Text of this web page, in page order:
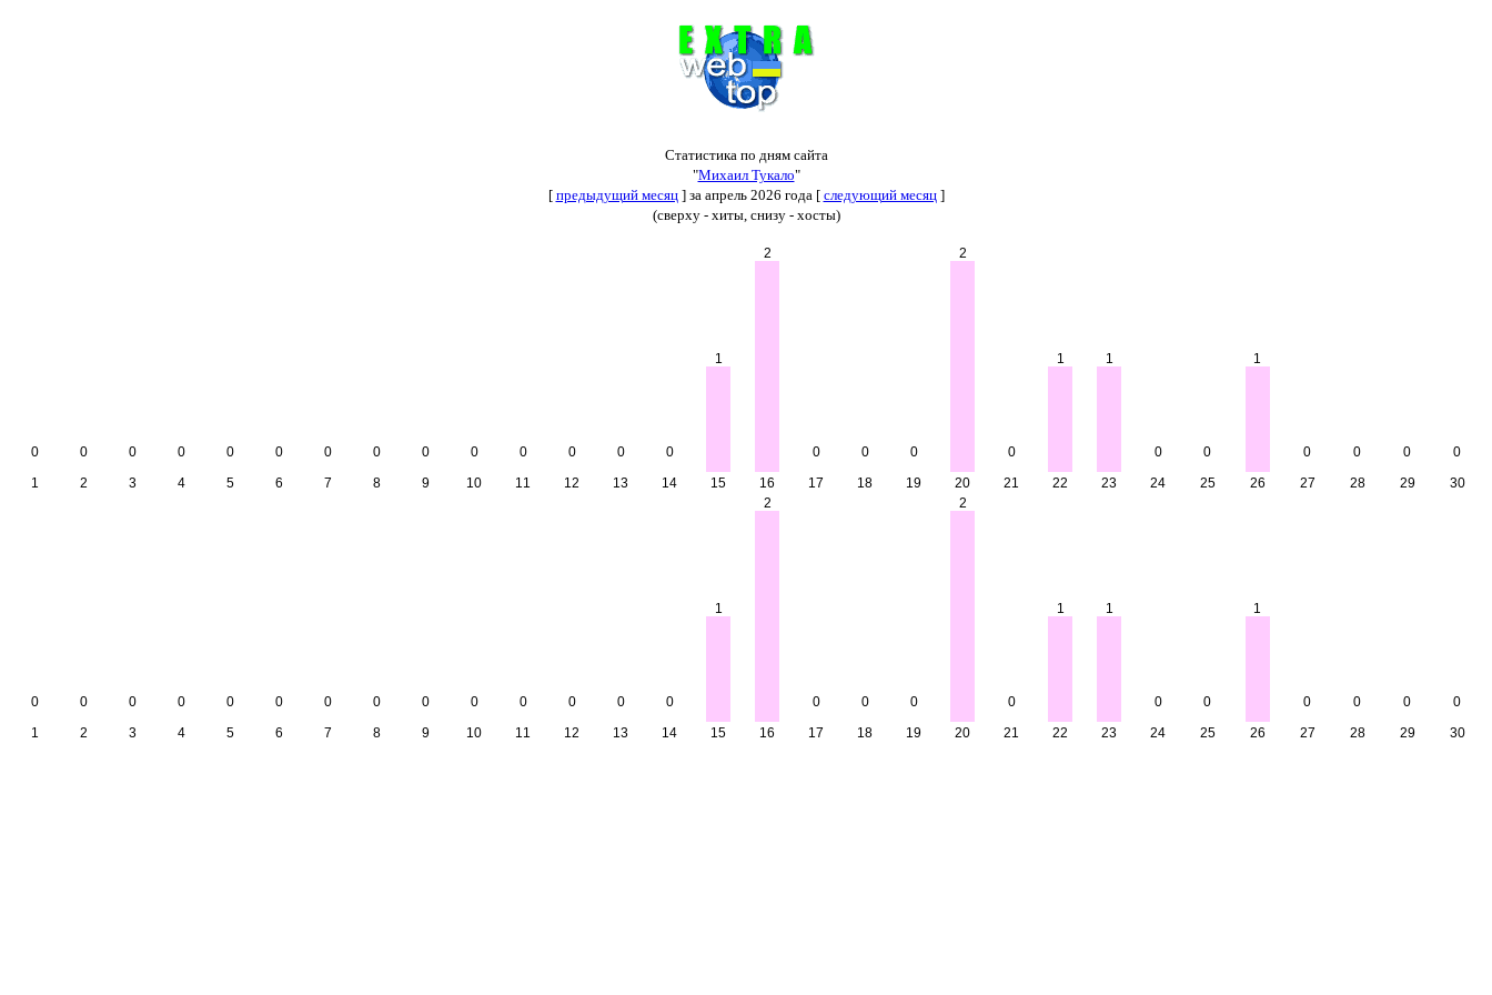
Статистика по дням сайта
"Михаил Тукало"
[ предыдущий месяц] за апрель 2026 года [ следующий месяц]
(сверху - хиты, снизу - хосты)
0
1
0
2
0
3
0
4
0
5
0
6
0
7
0
8
0
9
0
10
0
11
0
12
0
13
0
14
1
15
2
16
0
17
0
18
0
19
2
20
0
21
1
22
1
23
0
24
0
25
1
26
0
27
0
28
0
29
0
30
0
1
0
2
0
3
0
4
0
5
0
6
0
7
0
8
0
9
0
10
0
11
0
12
0
13
0
14
1
15
2
16
0
17
0
18
0
19
2
20
0
21
1
22
1
23
0
24
0
25
1
26
0
27
0
28
0
29
0
30